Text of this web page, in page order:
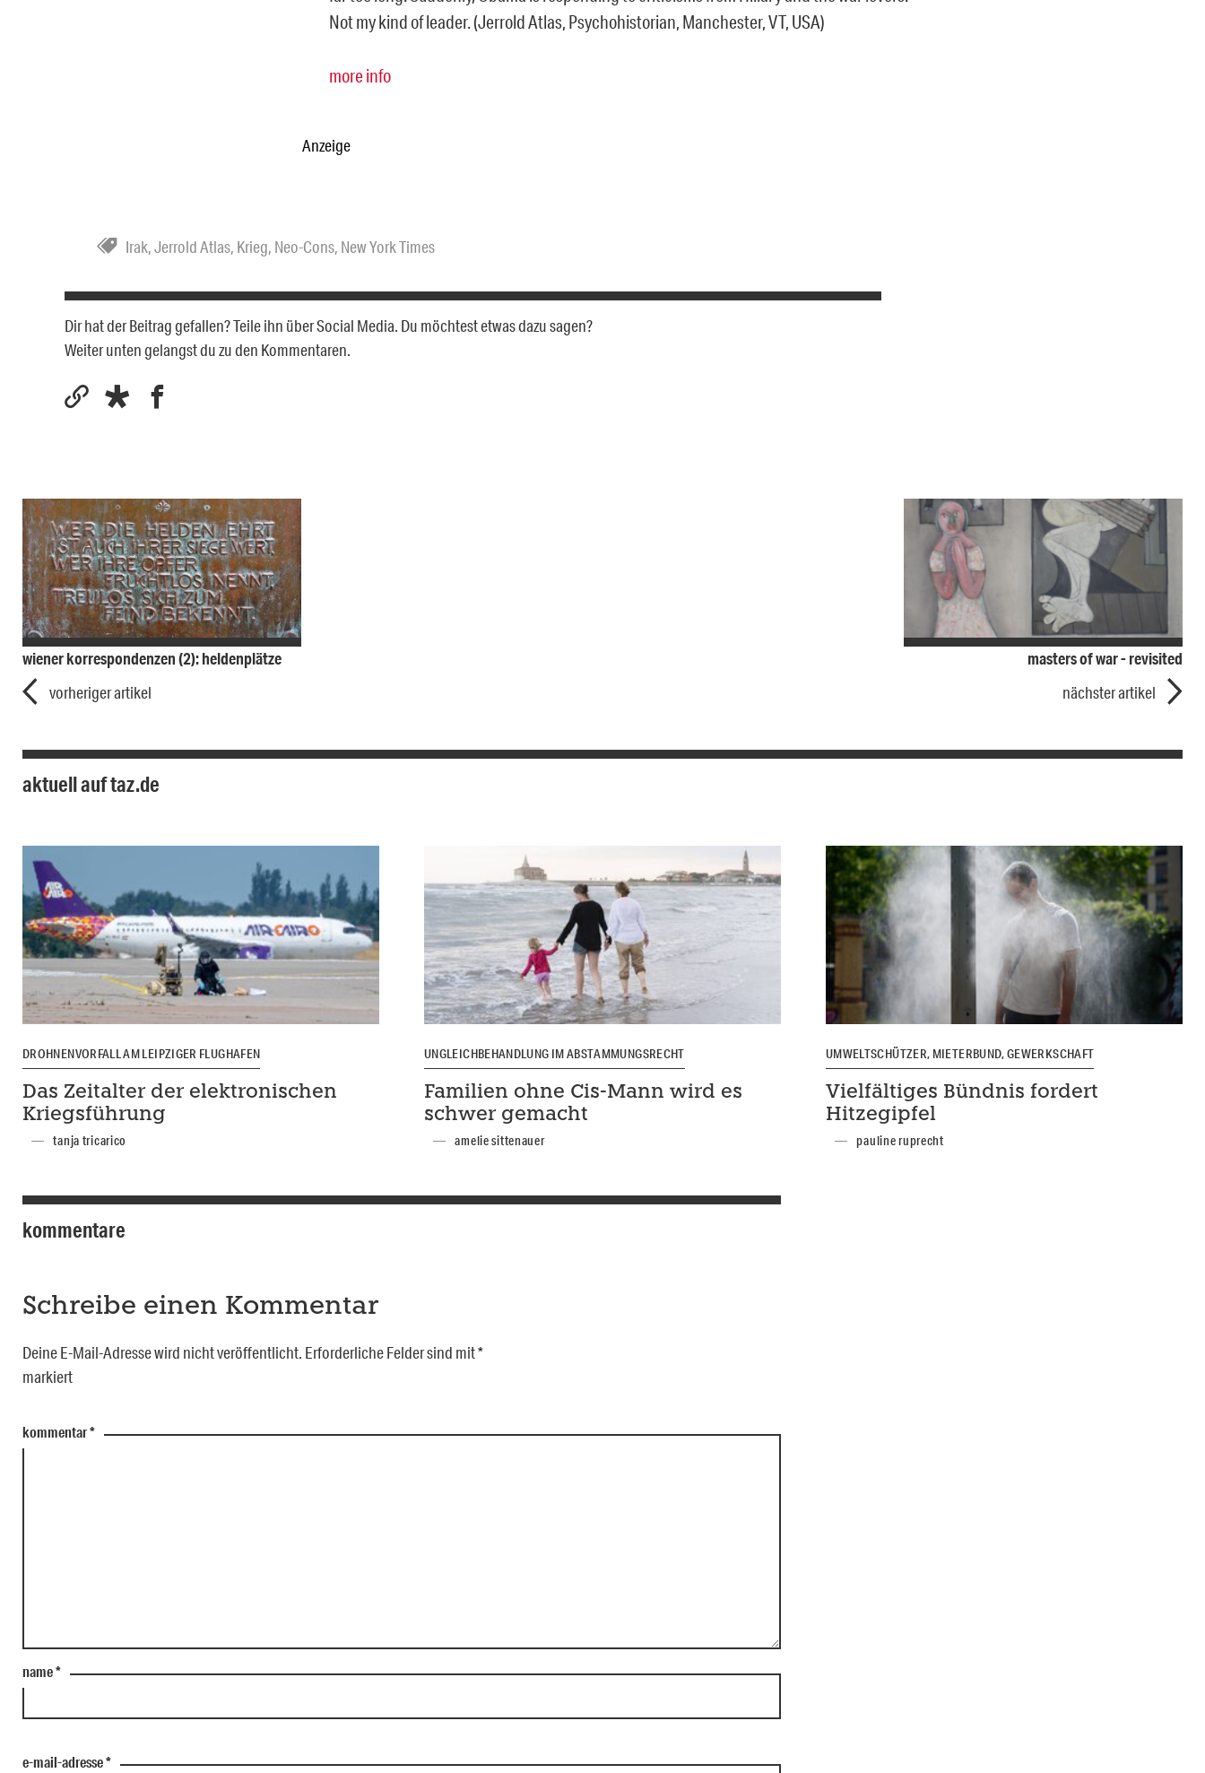
Not my kind of leader. (Jerrold Atlas, Psychohistorian, Manchester, VT, USA)
more info
Anzeige
Irak,Jerrold Atlas, Krieg, Neo-Cons, New York Times
Dir hat der Beitrag gefallen? Teile ihn über Social Media. Du möchtest etwas dazu sagen?
Weiter unten gelangst du zu den Kommentaren.
wiener korrespondenzen (2): heldenplätze
vorheriger artikel
masters of war - revisited
nächster artikel
aktuell auf taz.de
DROHNENVORFALL AM LEIPZIGER FLUGHAFEN
Das Zeitalter der elektronischen
Kriegsführung
tanja tricarico
UNGLEICHBEHANDLUNG IM ABSTAMMUNGSRECHT
Familien ohne Cis-Mann wird es
schwer gemacht
amelie sittenauer
UMWELTSCHÜTZER, MIETERBUND, GEWERKSCHAFT
Vielfältiges Bündnis fordert
Hitzegipfel
pauline ruprecht
kommentare
Schreibe einen Kommentar
Deine E-Mail-Adresse wird nicht veröffentlicht. Erforderliche Felder sind mit*
markiert
kommentar*
name*
e-mail-adresse*